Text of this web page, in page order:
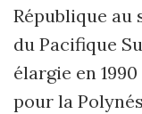
République au
du Pacifique
élargie en
pour la